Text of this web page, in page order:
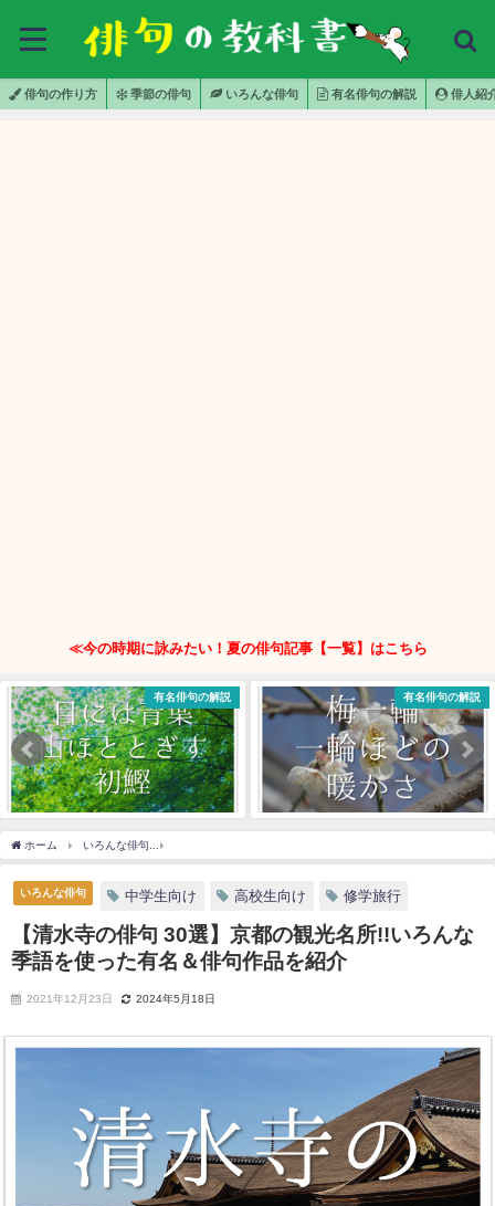
俳句の作り方 季節の俳句 いろんな俳句 有名俳句の解説 俳人紹
≪今の時期に詠みたい！夏の俳句記事【一覧】はこちら
有名俳句の解説 有名俳句の解説
ホーム いろんな俳句
いろんな俳句 中学生向け 高校生向け 修学旅行
【清水寺の俳句 30選】京都の観光名所!!いろんな
季語を使った有名＆俳句作品を紹介
2021年12月23日 2024年5月18日